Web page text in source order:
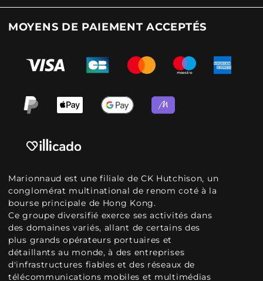
MOYENS DE PAIEMENT ACCEPTÉS
Marionnaud est une filiale de CK Hutchison, un
conglomérat multinational de renom coté à la
bourse principale de Hong Kong.
Ce groupe diversifié exerce ses activités dans
des domaines variés, allant de certains des
plus grands opérateurs portuaires et
détaillants au monde, à des entreprises
d'infrastructures fiables et des réseaux de
télécommunications mobiles et multimédias